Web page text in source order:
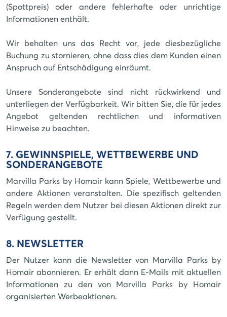
(Spottpreis) oder andere fehlerhafte oder unrichtige
Informationen enthält.
Wir behalten uns das Recht vor, jede diesbezügliche
Buchung zu stornieren, ohne dass dies dem Kunden einen
Anspruch auf Entschädigung einräumt.
Unsere Sonderangebote sind nicht rückwirkend und
unterliegen der Verfügbarkeit. Wir bitten Sie, die für jedes
Angebot geltenden rechtlichen und informativen
Hinweise zu beachten.
7. GEWINNSPIELE, WETTBEWERBE UND
SONDERANGEBOTE
Marvilla Parks by Homair kann Spiele, Wettbewerbe und
andere Aktionen veranstalten. Die spezifisch geltenden
Regeln werden dem Nutzer bei diesen Aktionen direkt zur
Verfügung gestellt.
8. NEWSLETTER
Der Nutzer kann die Newsletter von Marvilla Parks by
Homair abonnieren. Er erhält dann E-Mails mit aktuellen
Informationen zu den von Marvilla Parks by Homair
organisierten Werbeaktionen.